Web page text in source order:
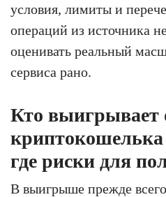
условия, лимиты и
операций из источника
оценивать реальный
сервиса рано.
Кто выигрывает
где риски для
В выигрыше прежде